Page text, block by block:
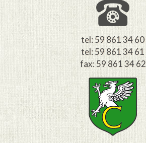
tel: 59 861 34 60
tel: 59 861 34 61
fax: 59 861 34 62